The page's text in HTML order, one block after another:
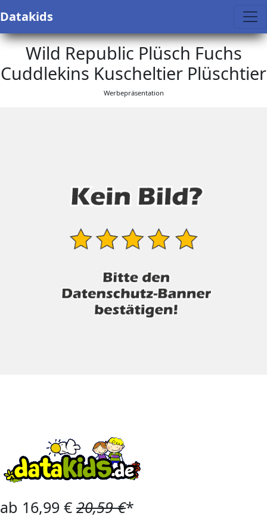
Datakids
Wild Republic Plüsch Fuchs
Cuddlekins Kuscheltier Plüschtier
Werbepräsentation
ab 16,99 € 20,59 €*